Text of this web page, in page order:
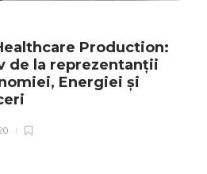
Production:
de la reprezentanții
Energiei și